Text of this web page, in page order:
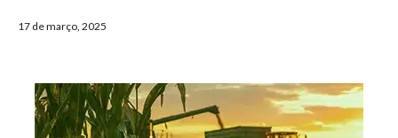
17 de março, 2025